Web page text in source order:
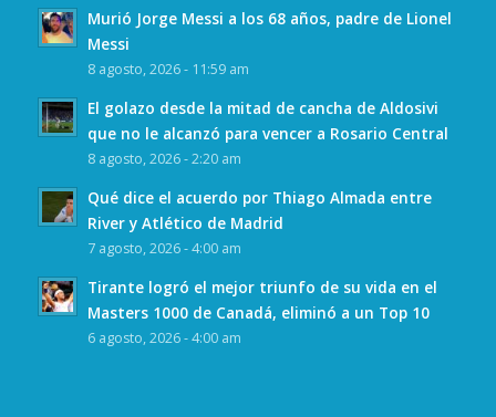
Murió Jorge Messi a los 68 años, padre de Lionel
Messi
8 agosto, 2026 - 11:59 am
El golazo desde la mitad de cancha de Aldosivi
que no le alcanzó para vencer a Rosario Central
8 agosto, 2026 - 2:20 am
Qué dice el acuerdo por Thiago Almada entre
River y Atlético de Madrid
7 agosto, 2026 - 4:00 am
Tirante logró el mejor triunfo de su vida en el
Masters 1000 de Canadá, eliminó a un Top 10
6 agosto, 2026 - 4:00 am